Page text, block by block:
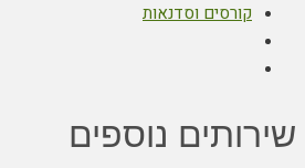
קורסים וסדנאות
שירותים נוספים